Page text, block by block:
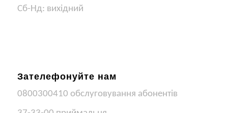
Сб-Нд: вихідний
Зателефонуйте нам
0800300410 обслуговування абонентів